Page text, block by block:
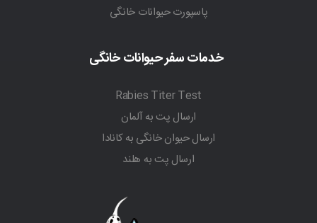
پاسپورت حیوانات خانگی
خدمات سفر حیوانات خانگی
Rabies Titer Test
ارسال پت به آلمان
ارسال حیوان خانگی به کانادا
ارسال پت به هلند